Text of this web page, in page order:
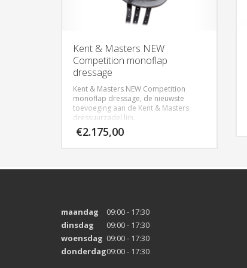
Kent & Masters NEW
Competition monoflap
dressage
Kent & Masters NEW Competition
monoflap dressage, de nieuwste
toevoeging aan de Kent & Masters
dressuurzadel lijn.
Dit nieuwe luxe zadel is uitgevoerd met
lakleren welting en piping; de
€2.175,00
maandag
09:00 - 17:30
dinsdag
09:00 - 17:30
woensdag 09:00 - 17:30
donderdag09:00 - 17:30